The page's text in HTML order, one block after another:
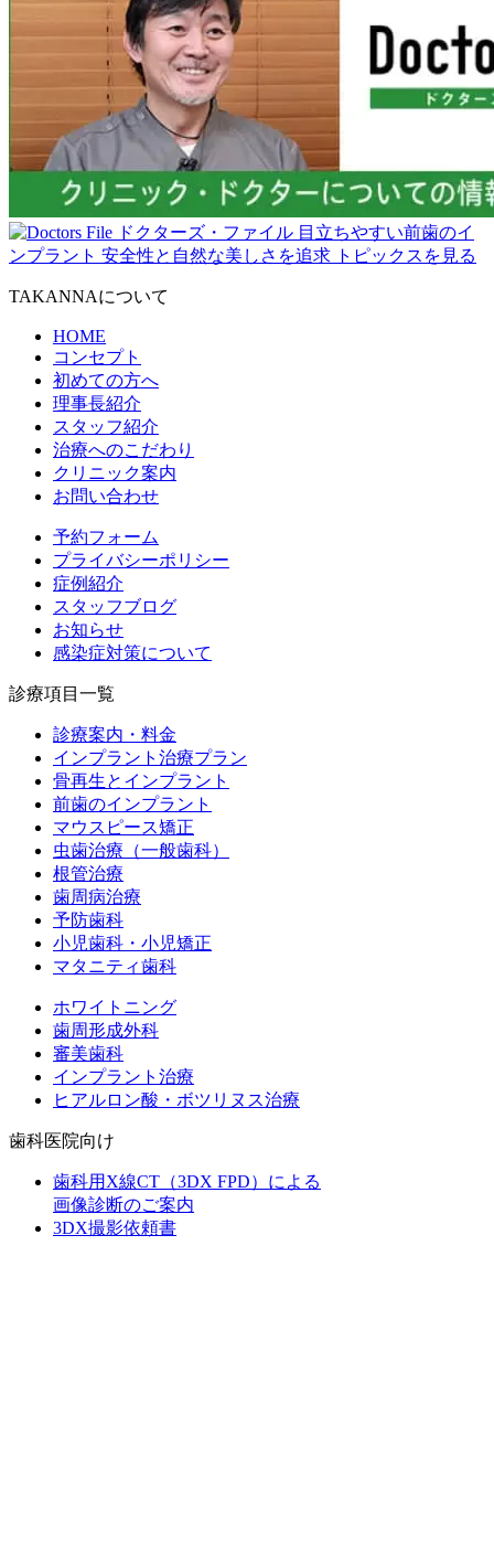
TAKANNAについて
HOME
コンセプト
初めての方へ
理事長紹介
スタッフ紹介
治療へのこだわり
クリニック案内
お問い合わせ
予約フォーム
プライバシーポリシー
症例紹介
スタッフブログ
お知らせ
感染症対策について
診療項目一覧
診療案内・料金
インプラント治療プラン
骨再生とインプラント
前歯のインプラント
マウスピース矯正
虫歯治療（一般歯科）
根管治療
歯周病治療
予防歯科
小児歯科・小児矯正
マタニティ歯科
ホワイトニング
歯周形成外科
審美歯科
インプラント治療
ヒアルロン酸・ボツリヌス治療
歯科医院向け
歯科用X線CT（3DX FPD）による
画像診断のご案内
3DX撮影依頼書